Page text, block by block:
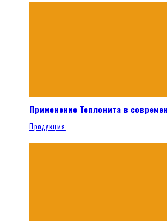
Применение Теплонита в
Продукция